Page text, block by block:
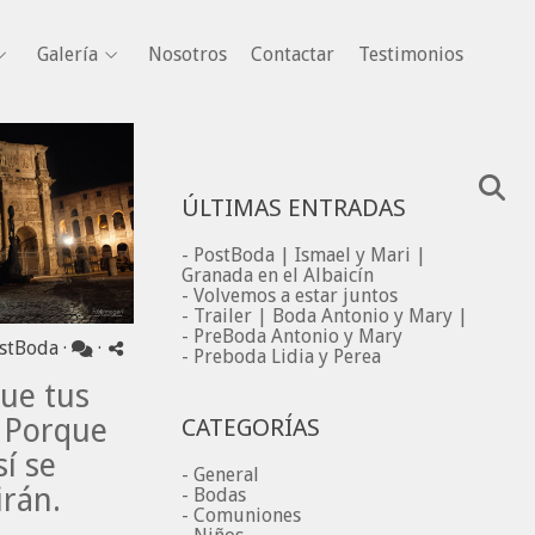
Galería Nosotros Contactar Testimonios
· ·
tus
Porque
se
ÚLTIMAS ENTRADAS
- PostBoda | Ismael y Mari |
Granada en el Albaicín
- Volvemos a estar juntos
- Trailer | Boda Antonio y Mary |
- PreBoda Antonio y Mary
- Preboda Lidia y Perea
CATEGORÍAS
- General
- Bodas
- Comuniones